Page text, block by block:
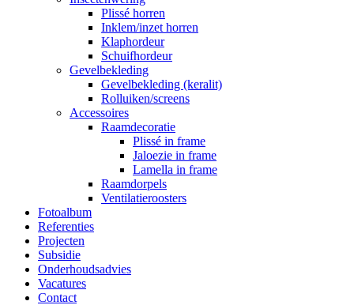
Plissé horren
Inklem/inzet horren
Klaphordeur
Schuifhordeur
Gevelbekleding
Gevelbekleding (keralit)
Rolluiken/screens
Accessoires
Raamdecoratie
Plissé in frame
Jaloezie in frame
Lamella in frame
Raamdorpels
Ventilatieroosters
Fotoalbum
Referenties
Projecten
Subsidie
Onderhoudsadvies
Vacatures
Contact